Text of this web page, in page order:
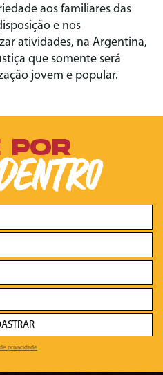
aos familiares das
e nos
atividades, na Argentina,
que somente será
jovem e popular.
POR
privacidade